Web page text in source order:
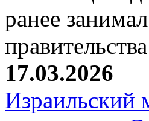
ранее
17.03.2026
Израильский